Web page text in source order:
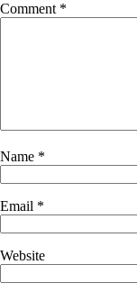
Comment *
Name *
Email *
Website